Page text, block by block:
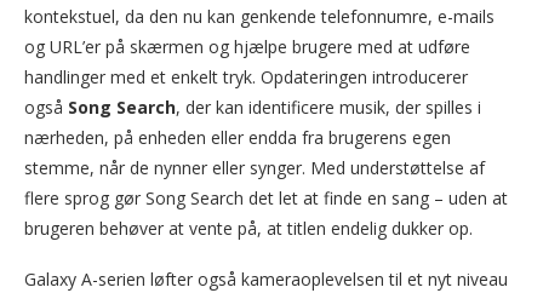
kontekstuel, da den nu kan genkende telefonnumre, e-mails
og URL’er på skærmen og hjælpe brugere med at udføre
handlinger med et enkelt tryk. Opdateringen introducerer
også Song Search, der kan identificere musik, der spilles i
nærheden, på enheden eller endda fra brugerens egen
stemme, når de nynner eller synger. Med understøttelse af
flere sprog gør Song Search det let at finde en sang – uden at
brugeren behøver at vente på, at titlen endelig dukker op.
Galaxy A-serien løfter også kameraoplevelsen til et nyt niveau